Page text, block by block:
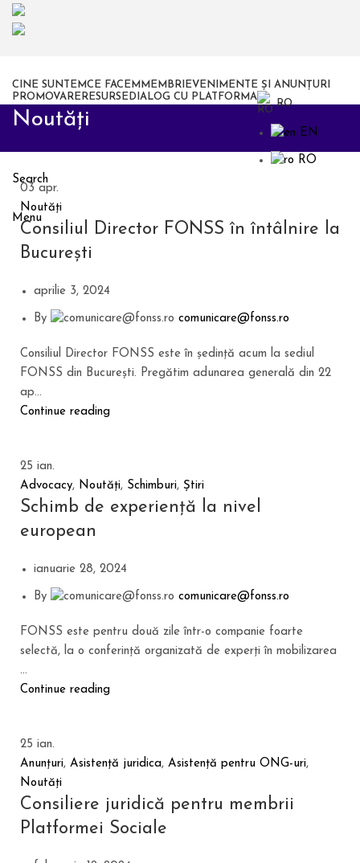
CINE SUNTEMCE FACEM MEMBRI EVENIMENTE ȘI ANUNȚURI
PROMOVARE RESURSE DIALOG CU PLATFORMA
RO
EN
RO
Search
Menu
Noutăți
03 apr.
Noutăți
Consiliul Director FONSS în întâlnire la
București
aprilie 3, 2024
By comunicare@fonss.ro
Consiliul Director FONSS este în ședință acum la sediul
FONSS din București. Pregătim adunarea generală din 22
ap...
Continue reading
25 ian.
Advocacy, Noutăți, Schimburi, Știri
Schimb de experiență la nivel
european
ianuarie 28, 2024
By comunicare@fonss.ro
FONSS este pentru două zile într-o companie foarte
selectă, la o conferință organizată de experți în mobilizarea
...
Continue reading
25 ian.
Anunțuri, Asistență juridica, Asistență pentru ONG-uri,
Noutăți
Consiliere juridică pentru membrii
Platformei Sociale